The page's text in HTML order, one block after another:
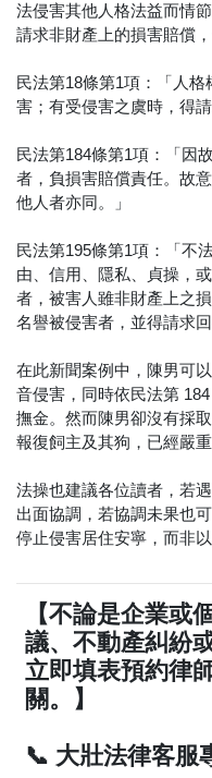
法侵害其他人格法益而情
請求非財產上的損害賠償
民法第18條第1項：「人
害；有受侵害之虞時，得請
民法第184條第1項：「因
者，負損害賠償責任。故
他人者亦同。」
民法第195條第1項：「不
由、信用、隱私、貞操，
者，被害人雖非財產上之
名譽被侵害者，並得請求
在此新聞案例中，陳男可
音侵害，同時依民法第
撫金。然而陳男卻沒有採
報復飼主及其狗，已經嚴重
法操也建議各位讀者，若
出面協調，若協調未果也
停止侵害居住安寧，而非
【不論是企業或
議、不動產糾紛
立即填表預約律
關。】
📞 大壯法律客服